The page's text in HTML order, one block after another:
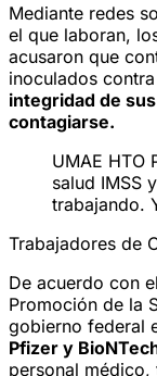
Mediante redes
el que laboran,
acusaron que
inoculados
integridad de
contagiarse.
UMAE HTO
salud IMSS
trabajando.
Trabajadores de
De acuerdo con
Promoción de la
gobierno federal
Pfizer y
personal